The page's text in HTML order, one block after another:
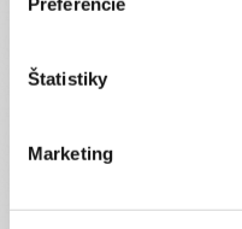
Štatistiky
Marketing